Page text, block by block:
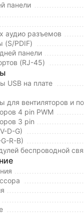
панели
аудио разъемов
(S/PDIF)
панели
(RJ-45)
USB на плате
для вентиляторов и
4 pin PWM
3 pin
D-G)
R-B)
беспроводной